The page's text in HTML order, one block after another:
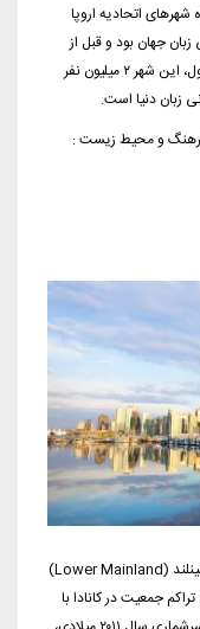
اتحادیه اروپا
جهان بود و قبل از
تقسیم امپراتوری اتریش-مجارستان در جنگ جهانی اول، این شهر ۲ میلیون نفر
‌زبان دنیا است.
: ۹۷/۴، ثبات : ۹۵، بهداشت و درمان: ۱۰۰، فرهنگ و محیط زیست :
ونکوور شهری بندری در کانادا است که در منطقه لور مینلند (Lower Mainland)
جمعیت در کانادا با